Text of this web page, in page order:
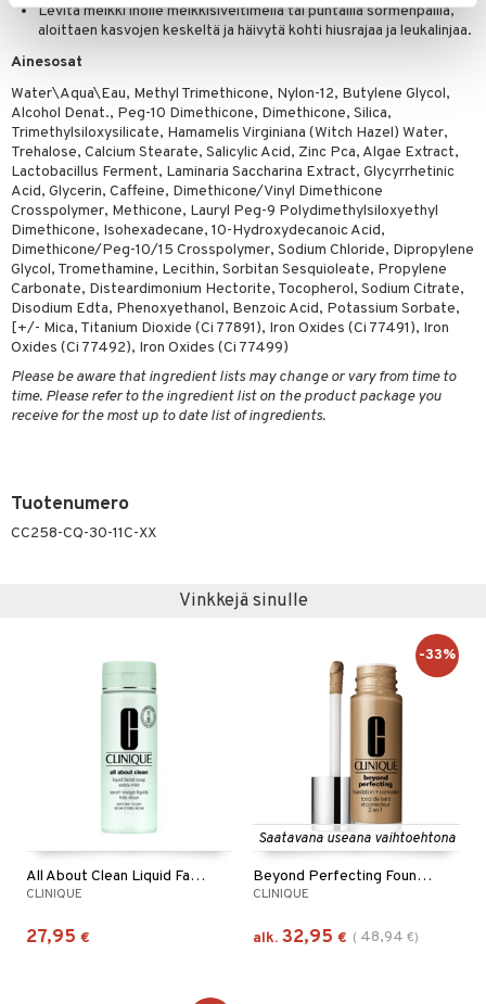
Levitä meikki iholle meikkisiveltimellä tai puhtailla sormenpäillä,
aloittaen kasvojen keskeltä ja häivytä kohti hiusrajaa ja leukalinjaa.
Ainesosat
Water\Aqua\Eau, Methyl Trimethicone, Nylon-12, Butylene Glycol,
Alcohol Denat., Peg-10 Dimethicone, Dimethicone, Silica,
Trimethylsiloxysilicate, Hamamelis Virginiana (Witch Hazel) Water,
Trehalose, Calcium Stearate, Salicylic Acid, Zinc Pca, Algae Extract,
Lactobacillus Ferment, Laminaria Saccharina Extract, Glycyrrhetinic
Acid, Glycerin, Caffeine, Dimethicone/Vinyl Dimethicone
Crosspolymer, Methicone, Lauryl Peg-9 Polydimethylsiloxyethyl
Dimethicone, Isohexadecane, 10-Hydroxydecanoic Acid,
Dimethicone/Peg-10/15 Crosspolymer, Sodium Chloride, Dipropylene
Glycol, Tromethamine, Lecithin, Sorbitan Sesquioleate, Propylene
Carbonate, Disteardimonium Hectorite, Tocopherol, Sodium Citrate,
Disodium Edta, Phenoxyethanol, Benzoic Acid, Potassium Sorbate,
[+/- Mica, Titanium Dioxide (Ci 77891), Iron Oxides (Ci 77491), Iron
Oxides (Ci 77492), Iron Oxides (Ci 77499)
Please be aware that ingredient lists may change or vary from time to
time. Please refer to the ingredient list on the product package you
receive for the most up to date list of ingredients.
Tuotenumero
CC258-CQ-30-11C-XX
Vinkkejä sinulle
All About Clean Liquid Facial Soap Extra Mild
CLINIQUE
27,95 €
Saatavana useana vaihtoehtona
Beyond Perfecting Foundation + Concealer
CLINIQUE
alk. 32,95 € ( 48,94 €)
-33%